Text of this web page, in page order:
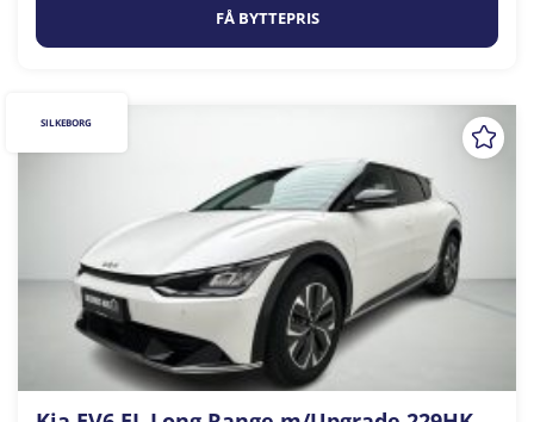
FÅ BYTTEPRIS
SILKEBORG